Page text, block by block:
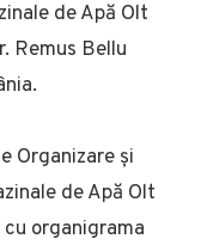
de Apă Olt
Remus Bellu
Organizare şi
de Apă Olt
organigrama